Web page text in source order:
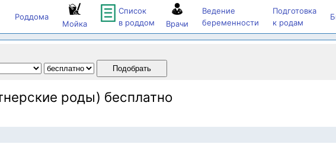
Роддома
Мойка
Список
в роддом
Врачи
Ведение
беременности
Подготовка
к родам
роды) бесплатно